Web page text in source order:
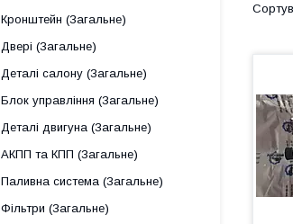
Кронштейн (Загальне)
Двері (Загальне)
Деталі салону (Загальне)
Блок управління (Загальне)
Деталі двигуна (Загальне)
АКПП та КПП (Загальне)
Паливна система (Загальне)
Фільтри (Загальне)